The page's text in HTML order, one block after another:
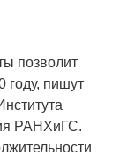
позволит
году, пишут
РАНХиГС.